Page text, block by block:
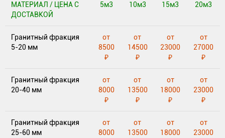
МАТЕРИАЛ / ЦЕНА С
ДОСТАВКОЙ
5м3 10м3 15м3 20м3
Гранитный фракция
5-20 мм
от
8500
₽
от
14500
₽
от
23000
₽
от
27000
₽
Гранитный фракция
20-40 мм
от
8000
₽
от
13500
₽
от
18000
₽
от
23000
₽
Гранитный фракция
25-60 мм
от
8000
от
13500
от
18000
от
23000